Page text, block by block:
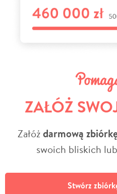
ZAŁÓŻ
Załóżdarmową
swoich bliskich
Stwórz